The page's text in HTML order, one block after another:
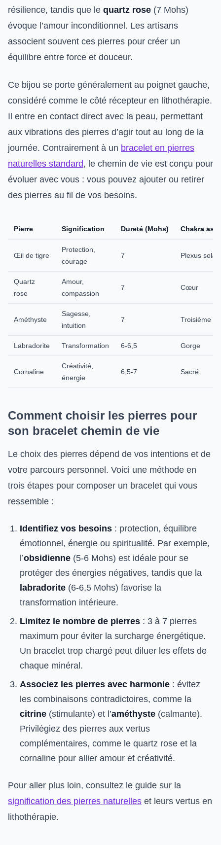
résilience, tandis que le quartz rose (7 Mohs)
évoque l’amour inconditionnel. Les artisans
associent souvent ces pierres pour créer un
équilibre entre force et douceur.
Ce bijou se porte généralement au poignet gauche,
considéré comme le côté récepteur en lithothérapie.
Il entre en contact direct avec la peau, permettant
aux vibrations des pierres d’agir tout au long de la
journée. Contrairement à un bracelet en pierres
naturelles standard, le chemin de vie est conçu pour
évoluer avec vous : vous pouvez ajouter ou retirer
des pierres au fil de vos besoins.
Pierre Signification Dureté (Mohs) Chakra
Œil de tigre
Protection,
courage
7 Plexus
Quartz
rose
Amour,
compassion
7 Cœur
Améthyste
Sagesse,
intuition
7 Troisième
Labradorite Transformation 6-6,5 Gorge
Cornaline
Créativité,
énergie
6,5-7 Sacré
Comment choisir les pierres pour
son bracelet chemin de vie
Le choix des pierres dépend de vos intentions et de
votre parcours personnel. Voici une méthode en
trois étapes pour composer un bracelet qui vous
ressemble :
Identifiez vos besoins : protection, équilibre
émotionnel, énergie ou spiritualité. Par exemple,
l’obsidienne (5-6 Mohs) est idéale pour se
protéger des énergies négatives, tandis que la
labradorite (6-6,5 Mohs) favorise la
transformation intérieure.
Limitez le nombre de pierres : 3 à 7 pierres
maximum pour éviter la surcharge énergétique.
Un bracelet trop chargé peut diluer les effets de
chaque minéral.
Associez les pierres avec harmonie : évitez
les combinaisons contradictoires, comme la
citrine (stimulante) et l’améthyste (calmante).
Privilégiez des pierres aux vertus
complémentaires, comme le quartz rose et la
cornaline pour allier amour et créativité.
Pour aller plus loin, consultez le guide sur la
signification des pierres naturelles et leurs vertus en
lithothérapie.